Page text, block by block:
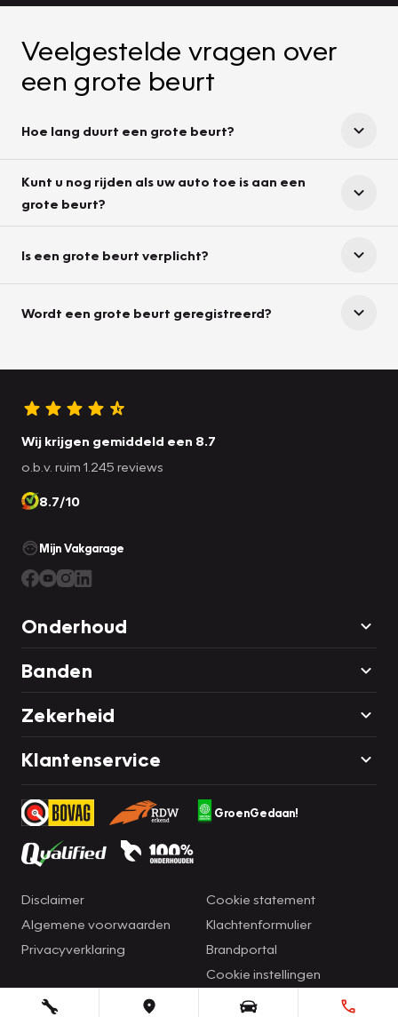
Veelgestelde vragen over
een grote beurt
Hoe lang duurt een grote beurt?
Kunt u nog rijden als uw auto toe is aan een
grote beurt?
Is een grote beurt verplicht?
Wordt een grote beurt geregistreerd?
Wij krijgen gemiddeld een 8.7
o.b.v. ruim 1.245 reviews
8.7/10
Mijn Vakgarage
Onderhoud
Banden
Zekerheid
Klantenservice
GroenGedaan!
Disclaimer
Algemene voorwaarden
Privacyverklaring
Cookie statement
Klachtenformulier
Brandportal
Cookie instellingen